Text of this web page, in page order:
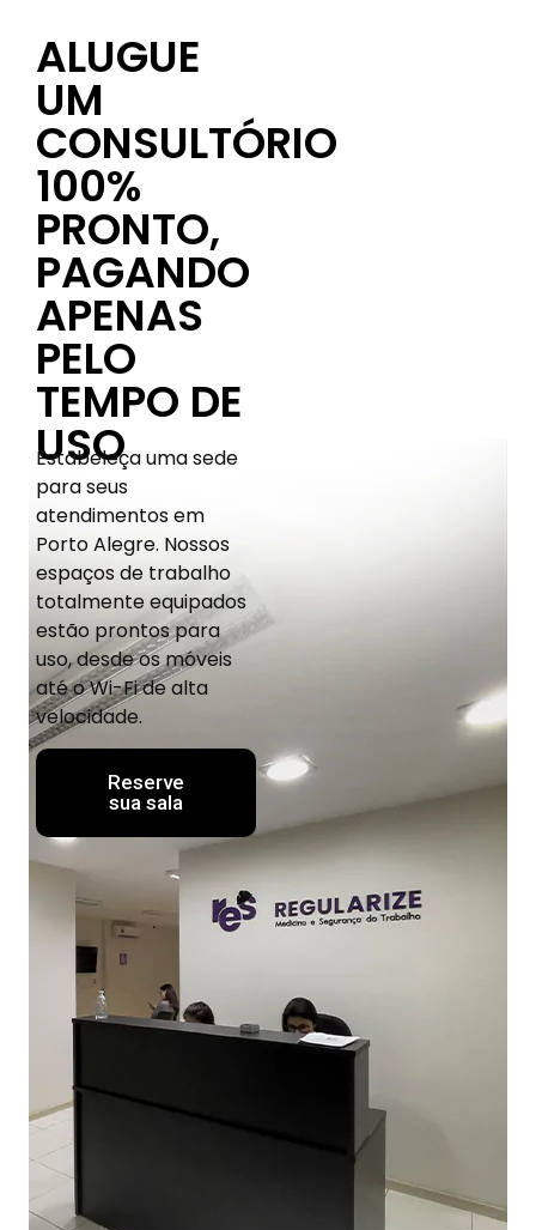
ALUGUE
UM
CONSULTÓRIO
100%
PRONTO,
PAGANDO
APENAS
PELO
TEMPO DE
USO
Estabeleça uma sede
para seus
atendimentos em
Porto Alegre. Nossos
espaços de trabalho
totalmente equipados
estão prontos para
uso, desde os móveis
até o Wi-Fi de alta
velocidade.
Reserve
sua sala